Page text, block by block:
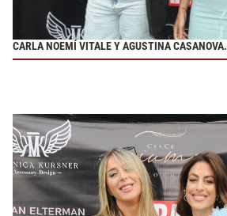
CARLA NOEMÍ VITALE Y AGUSTINA CASANOVA.